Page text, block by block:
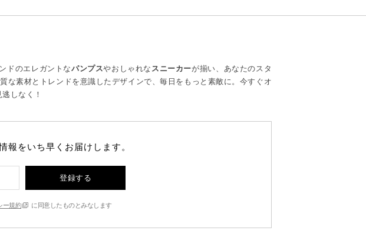
ドのエレガントなパンプスやおしゃれな スニーカーが揃い、あなたのスタ
な素材とトレンドを意識したデザインで、毎日をもっと素敵に。今すぐオ
しなく！
報をいち早くお届けします。
登録する
ー規約 に同意したものとみなします